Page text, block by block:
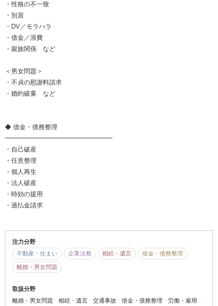
・性格の不一致
・別居
・DV／モラハラ
・借金／浪費
・親族関係 など
＜男女問題＞
・不貞の慰謝料請求
・婚約破棄 など
◆ 借金・債務整理
━━━━━━━━━━━━━━━━━
・自己破産
・任意整理
・個人再生
・法人破産
・時効の援用
・過払金請求
注力分野
不動産・住まい
企業法務 相続・遺言
借金・債務整理
離婚・男女問題
取扱分野
離婚・男女問題
相続・遺言 交通事故 借金・債務整理
労働・雇用